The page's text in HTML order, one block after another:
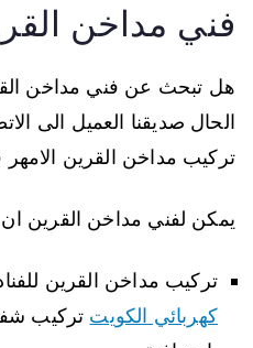
فني مداخن
هل تبحث عن فني مداخن
الحال صديقنا العميل الى
تركيب مداخن القرين
يمكن لفني مداخن القرين
تركيب مداخن القرين
كهربائي الكويت تركيب